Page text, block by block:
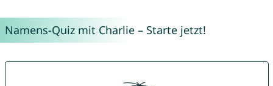
Namens-Quiz mit Charlie – Starte jetzt!